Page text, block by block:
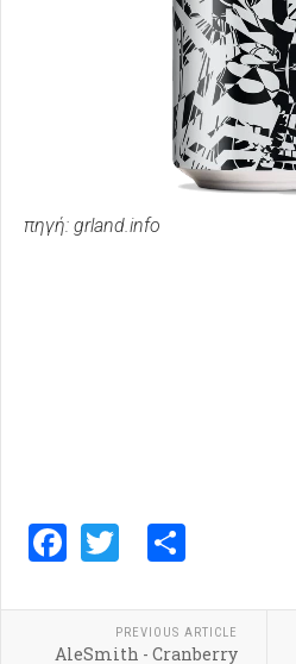
πηγή: grland.info
Facebook
Twitter
PREVIOUS ARTICLE
AleSmith - Cranberry